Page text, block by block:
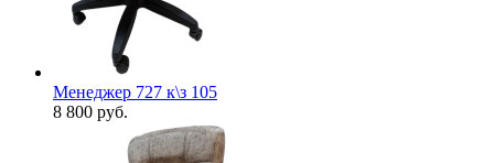
Менеджер 727 к\з 105
8 800 руб.